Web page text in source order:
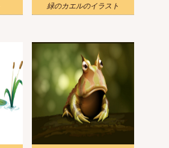
緑のカエルのイラスト